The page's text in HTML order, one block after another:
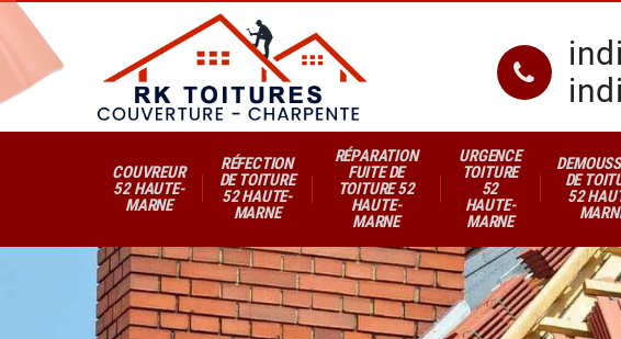
COUVREUR
52 HAUTE-
MARNE
RÉFECTION
DE TOITURE
52 HAUTE-
MARNE
RÉPARATION
FUITE DE
TOITURE 52
HAUTE-
MARNE
URGENCE
TOITURE
52
HAUTE-
MARNE
DE
52